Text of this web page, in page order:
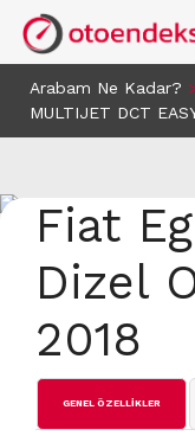
Arabam Ne Kadar?
MULTIJET DCT
Fiat
Dizel
2018
GENEL ÖZELLİKLER